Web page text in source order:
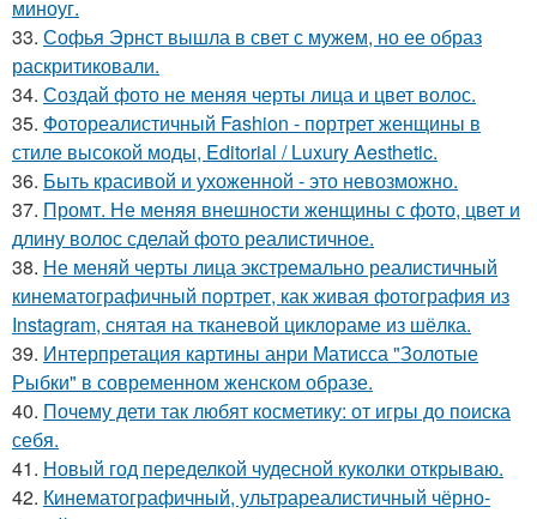
миноуг.
33. Софья Эрнст вышла в свет с мужем, но ее образ
раскритиковали.
34. Создай фото не меняя черты лица и цвет волос.
35. Фотореалистичный Fashion - портрет женщины в
стиле высокой моды, Editorial / Luxury Aesthetic.
36. Быть красивой и ухоженной - это невозможно.
37. Промт. Не меняя внешности женщины с фото, цвет и
длину волос сделай фото реалистичное.
38. Не меняй черты лица экстремально реалистичный
кинематографичный портрет, как живая фотография из
Instagram, снятая на тканевой циклораме из шёлка.
39. Интерпретация картины анри Матисса "Золотые
Рыбки" в современном женском образе.
40. Почему дети так любят косметику: от игры до поиска
себя.
41. Новый год переделкой чудесной куколки открываю.
42. Кинематографичный, ультрареалистичный чёрно-